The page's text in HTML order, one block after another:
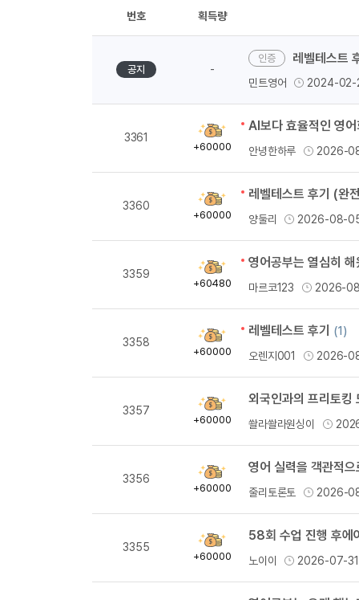
번호 획득량
공지 -
레벨테스트
민트영어 2024-02-
3361
획
득
+60000
AI보다 효율적인 영
안녕한하루 2026-
3360
획
득
+60000
레벨테스트 후기 (완
양둘리 2026-08-
3359
획
득
+60480 마르코123 2026-
3358
획
득
+60000
레벨테스트 후기
(1)
오렌지001
2026-
3357
획
득
+60000
외국인과의 프리토킹
쏼라쏼라원싱이
3356
획
득
+60000
영어 실력을 객관적
줄리토론토 2026-
3355
획
득
+60000
58회 수업 진행 후에
노이이 2026-07-31